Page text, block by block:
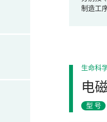
制造工
生命科
电
型号